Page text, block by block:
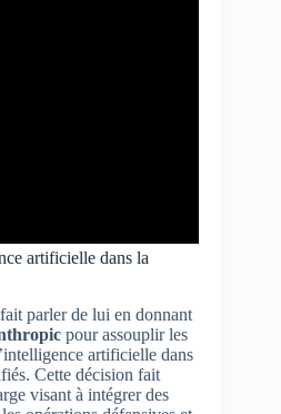
artificielle dans la
parler de lui en donnant
pour assouplir les
artificielle dans
Cette décision fait
visant à intégrer des